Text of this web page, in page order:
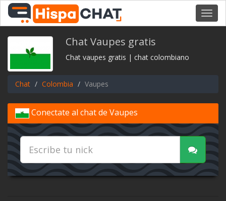
Chat Vaupes gratis
Chat vaupes gratis | chat colombiano
Chat Colombia Vaupes
Conectate al chat de Vaupes